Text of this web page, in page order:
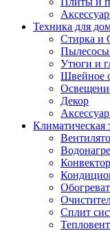
Техника для
Стирка и
Пылесосы
Утюги и
Швейное
Декор
Климатическая
Сплит